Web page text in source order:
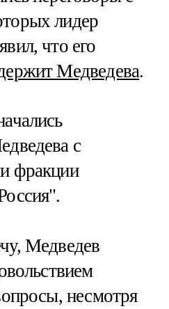
лидер
что его
Медведева.
с
фракции
Медведев
несмотря